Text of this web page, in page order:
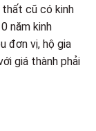
thất cũ có kinh
năm kinh
đơn vị, hộ gia
giá thành phải